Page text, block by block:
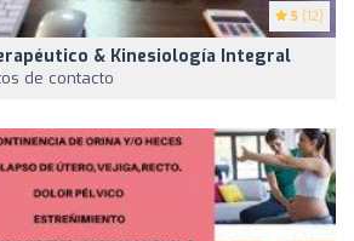
5 (12)
& Kinesiología Integral
de contacto